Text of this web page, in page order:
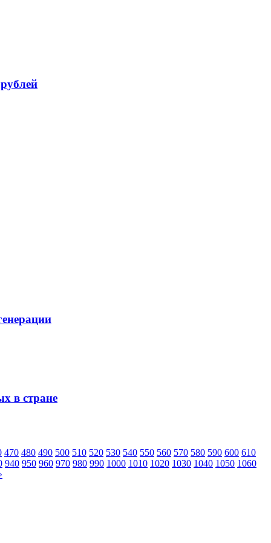
в стране
470 480 490 500 510 520 530 540 550 560 570 580 590 600 610
940 950 960 970 980 990 1000 1010 1020 1030 1040 1050 1060